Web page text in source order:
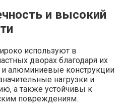
и высокий
используют в
дворах благодаря их
алюминиевые конструкции
нагрузки и
а также устойчивы к
повреждениям.